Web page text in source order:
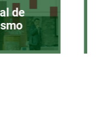
de